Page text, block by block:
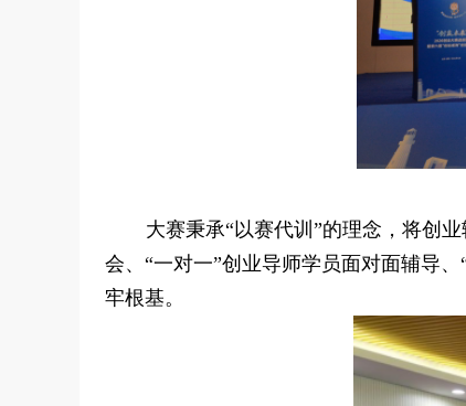
大赛秉承“以赛代训”的理念，将创
会、“一对一”创业导师学员面对面辅导
牢根基。